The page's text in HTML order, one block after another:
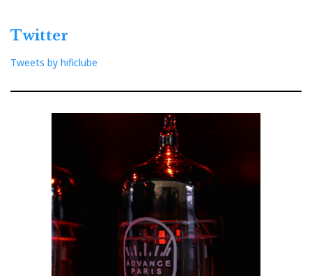
Twitter
Tweets by hificlube